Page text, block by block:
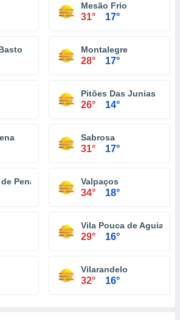
Mesão Frio
31° 17°
Montalegre
28° 17°
Pitões Das Junias
26° 14°
Sabrosa
31° 17°
Penaguião Valpaços
34° 18°
Vila Pouca de Aguiar
29° 16°
Vilarandelo
32° 16°